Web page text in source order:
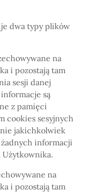
dwa typy plików
na
i pozostają tam
sesji danej
są
z pamięci
cookies sesyjnych
jakichkolwiek
informacji
Użytkownika.
na
i pozostają tam